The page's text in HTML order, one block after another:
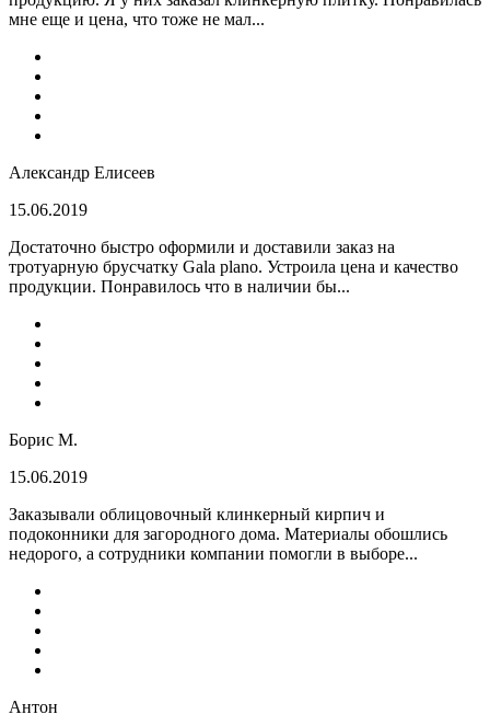
мне еще и цена, что тоже не мал...
Александр Елисеев
15.06.2019
Достаточно быстро оформили и доставили заказ на
тротуарную брусчатку Gala plano. Устроила цена и качество
продукции. Понравилось что в наличии бы...
Борис М.
15.06.2019
Заказывали облицовочный клинкерный кирпич и
подоконники для загородного дома. Материалы обошлись
недорого, а сотрудники компании помогли в выборе...
Антон